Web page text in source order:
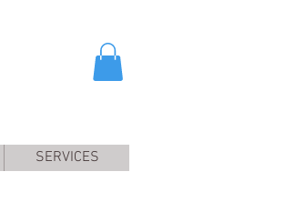
SERVICES